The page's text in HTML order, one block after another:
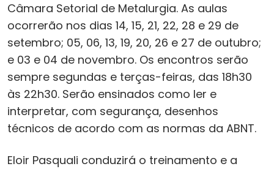
Câmara Setorial de Metalurgia. As aulas
ocorrerão nos dias 14, 15, 21, 22, 28 e 29 de
setembro; 05, 06, 13, 19, 20, 26 e 27 de outubro;
e 03 e 04 de novembro. Os encontros serão
sempre segundas e terças-feiras, das 18h30
às 22h30. Serão ensinados como ler e
interpretar, com segurança, desenhos
técnicos de acordo com as normas da ABNT.
Eloir Pasquali conduzirá o treinamento e a